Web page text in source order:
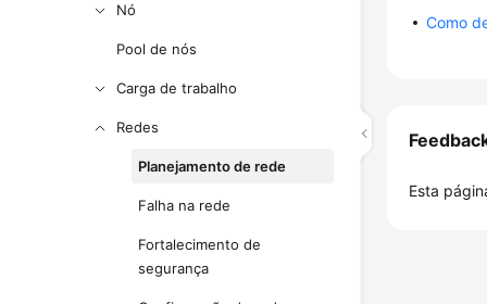
Nó
Pool de nós
Carga de trabalho
Redes
Planejamento de rede
Falha na rede
Fortalecimento de
segurança
Como
Esta